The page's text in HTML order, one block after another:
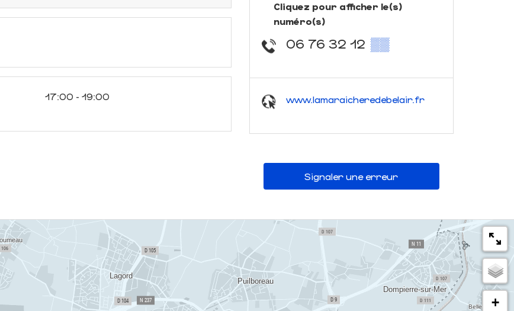
17:00 - 19:00
Cliquez pour afficher le(s)
numéro(s)
06 76 32 12 ▒▒
www.lamaraicheredebelair.fr
Signaler une erreur
+